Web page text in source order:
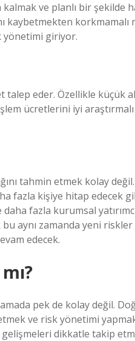
ve planlı bir şekilde
korkmamalı
yönetimi giriyor.
eder. Özellikle küçük
ücretlerini iyi
tahmin etmek kolay
fazla kişiye hitap edecek
fazla kurumsal
aynı zamanda yeni
edecek.
pek de kolay değil.
ve risk yönetimi
gelişmeleri dikkatle takip